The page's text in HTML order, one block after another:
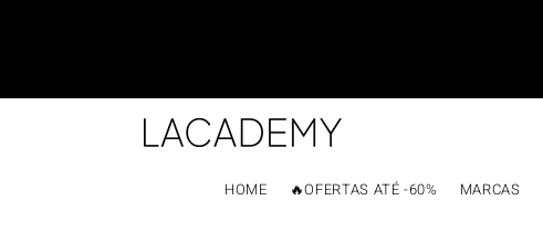
HOME 🔥OFERTAS ATÉ -60% MARCAS